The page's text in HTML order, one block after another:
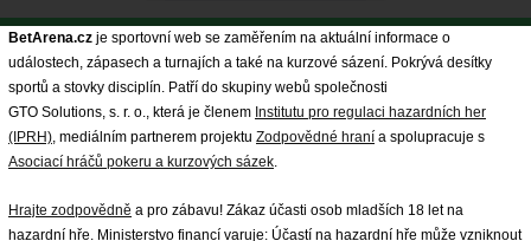
BetArena.cz je sportovní web se zaměřením na aktuální informace o
událostech, zápasech a turnajích a také na kurzové sázení. Pokrývá desítky
sportů a stovky disciplín. Patří do skupiny webů společnosti
GTO Solutions, s. r. o., která je členem Institutu pro regulaci hazardních her
(IPRH), mediálním partnerem projektu Zodpovědné hraní a spolupracuje s
Asociací hráčů pokeru a kurzových sázek.
Hrajte zodpovědně a pro zábavu! Zákaz účasti osob mladších 18 let na
hazardní hře. Ministerstvo financí varuje: Účastí na hazardní hře může vzniknout